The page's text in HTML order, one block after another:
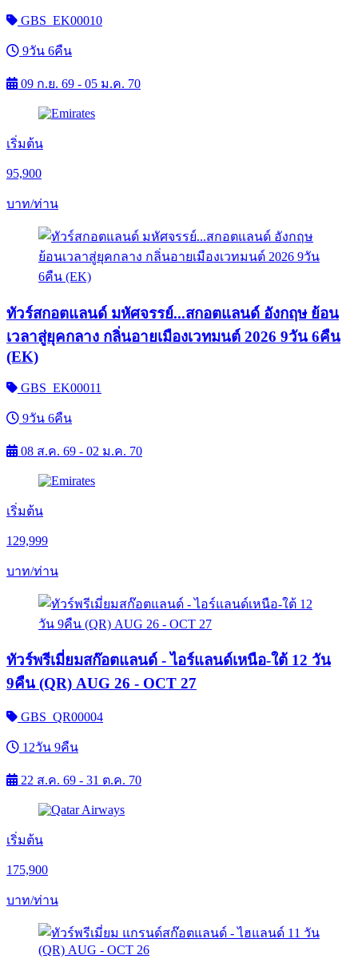
GBS_EK00010
9วัน 6คืน
09 ก.ย. 69 - 05 ม.ค. 70
เริ่มต้น
95,900
บาท/ท่าน
ทัวร์สกอตแลนด์ มหัศจรรย์...สกอตแลนด์ อังกฤษ ย้อน
เวลาสู่ยุคกลาง กลิ่นอายเมืองเวทมนต์ 2026 9วัน 6คืน
(EK)
GBS_EK00011
9วัน 6คืน
08 ส.ค. 69 - 02 ม.ค. 70
เริ่มต้น
129,999
บาท/ท่าน
ทัวร์พรีเมี่ยมสก๊อตแลนด์ - ไอร์แลนด์เหนือ-ใต้ 12 วัน
9คืน (QR) AUG 26 - OCT 27
GBS_QR00004
12วัน 9คืน
22 ส.ค. 69 - 31 ต.ค. 70
เริ่มต้น
175,900
บาท/ท่าน